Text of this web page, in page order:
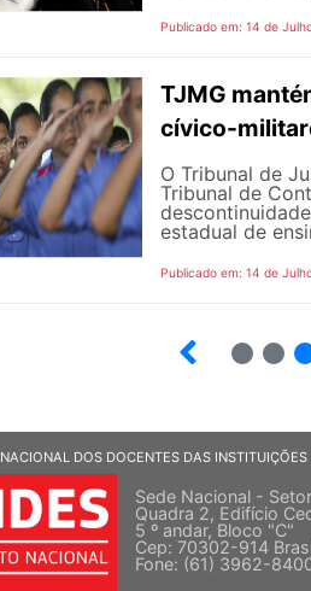
Publicado em: 14 de
TJMG
cívico-
O Tribunal de
Tribunal de
estadual de
Publicado em: 14 de
DOS DOCENTES DAS INSTITUIÇÕES
Sede Nacional -
Quadra 2, Edifício
5 º andar, Bloco "C"
Cep: 70302-914
Fone: (61) 3962-